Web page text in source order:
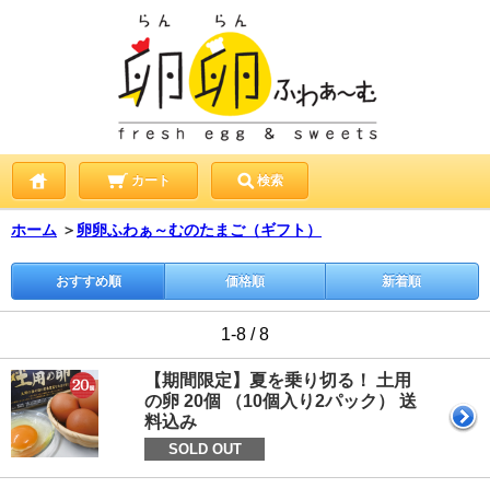
カート 検索
ホーム ＞ 卵卵ふわぁ～むのたまご（ギフト）
おすすめ順 価格順 新着順
1-8 / 8
【期間限定】夏を乗り切る！ 土用
の卵 20個 （10個入り2パック） 送
料込み
SOLD OUT